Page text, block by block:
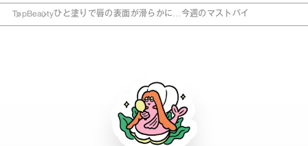
TopBeautyひと塗りで唇の表面が滑らかに…今週のマストバイ